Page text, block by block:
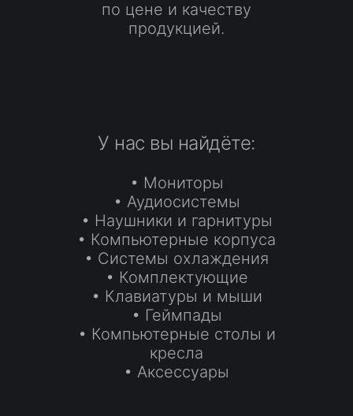
по цене и качеству
продукцией.
У нас вы найдёте:
• Мониторы
• Аудиосистемы
• Наушники и гарнитуры
• Компьютерные корпуса
• Системы охлаждения
• Комплектующие
• Клавиатуры и мыши
• Геймпады
• Компьютерные столы и
кресла
• Аксессуары